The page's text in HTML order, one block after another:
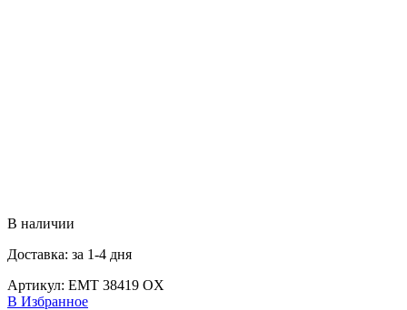
В наличии
Доставка: за 1-4 дня
Артикул: EMT 38419 OX
В Избранное